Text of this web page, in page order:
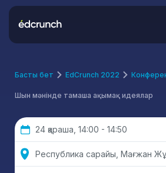
Басты бет EdCrunch 2022
Шын мәнінде тамаша ақымақ идеялар
24 қараша, 14:00 - 14:50
Республика сарайы, Мағжан